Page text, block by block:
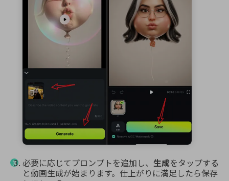
必要に応じてプロンプトを追加し、 生成をタップする
と動画生成が始まります。仕上がりに満足したら保存